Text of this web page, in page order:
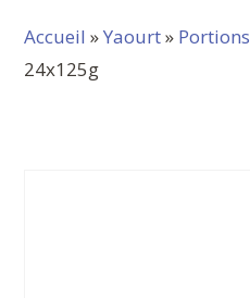
Accueil »Yaourt» Portions
24x125g